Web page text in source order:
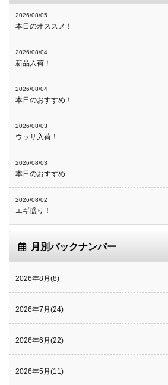
2026/08/05
本日のオススメ！
2026/08/04
新品入荷！
2026/08/04
本日のおすすめ！
2026/08/03
ウッサ入荷！
2026/08/03
本日のおすすめ
2026/08/02
エギ盛り！
月別バックナンバー
2026年8月(8)
2026年7月(24)
2026年6月(22)
2026年5月(11)